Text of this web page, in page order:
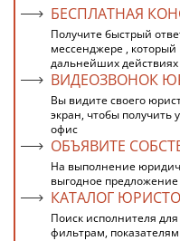
БЕСПЛАТНАЯ
Получите быстрый
мессенджере ,
дальнейших действиях
ВИДЕОЗВОНОК
Вы видите своего
экран, чтобы получить
офис
ОБЪЯВИТЕ
На выполнение
выгодное предложение
КАТАЛОГ
Поиск исполнителя
фильтрам,